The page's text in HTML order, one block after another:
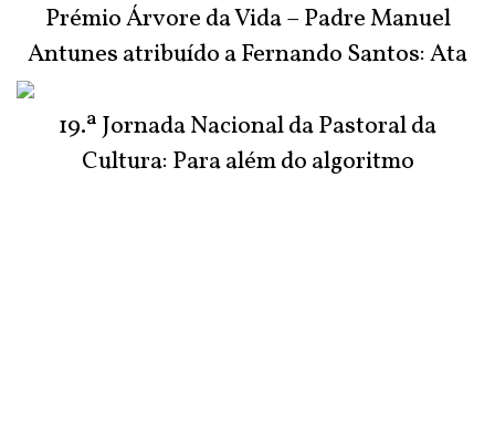
Prémio Árvore da Vida – Padre Manuel
Antunes atribuído a Fernando Santos: Ata
19.ª Jornada Nacional da Pastoral da
Cultura: Para além do algoritmo